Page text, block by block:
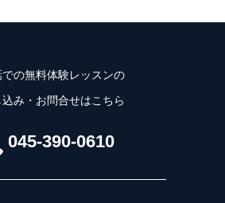
での無料体験レッスンの
込み・お問合せはこちら
045-390-0610